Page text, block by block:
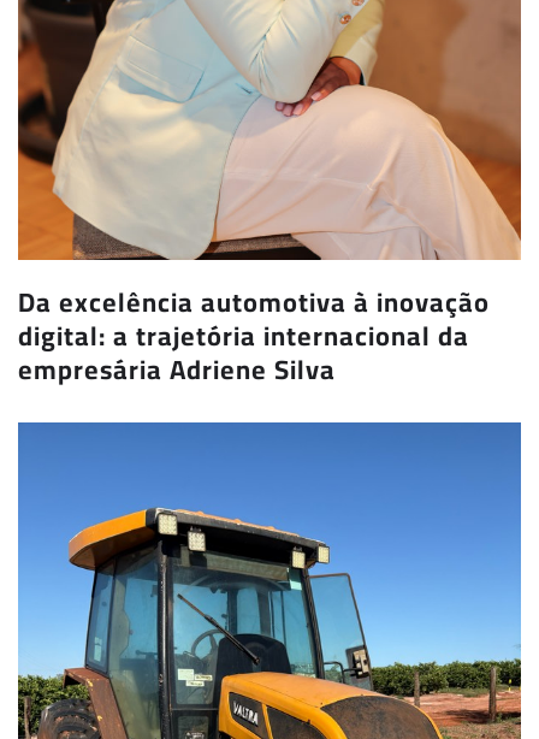
Da excelência automotiva à inovação
digital: a trajetória internacional da
empresária Adriene Silva